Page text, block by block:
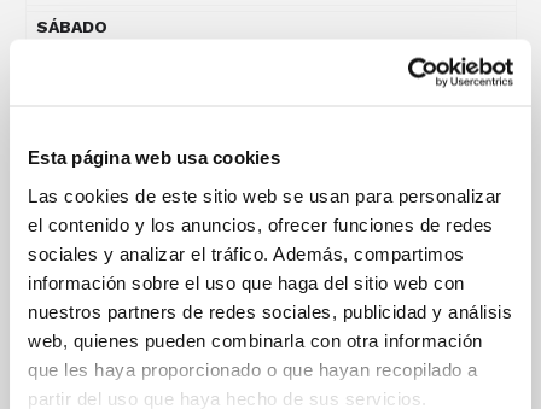
Esta página web usa cookies
Las cookies de este sitio web se usan para personalizar
el contenido y los anuncios, ofrecer funciones de redes
sociales y analizar el tráfico. Además, compartimos
información sobre el uso que haga del sitio web con
nuestros partners de redes sociales, publicidad y análisis
web, quienes pueden combinarla con otra información
que les haya proporcionado o que hayan recopilado a
partir del uso que haya hecho de sus servicios.
SÁBADO
13 | 07 | 2025
DOMINGO
09:30 h.
Masculino. Cataluña – Aragón11:15 h.
Femenino. Cataluña – C. Valenciana
16:15 h.
Femenino. Aragón – Cataluña